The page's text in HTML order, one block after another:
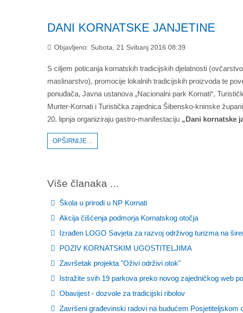
DANI KORNATSKE JANJETINE
Objavljeno: Subota, 21 Svibanj 2016 08:39
S ciljem poticanja kornatskih tradicijskih djelatnosti
maslinarstvo), promocije lokalnih tradicijskih proizvoda te
ponuđača, Javna ustanova „Nacionalni park Kornati“,
Murter-Kornati i Turistička zajednica Šibensko-kninske
20. lipnja organiziraju gastro-manifestaciju „Dani kornatske
OPŠIRNIJE...
Više članaka ...
Škola u prirodi u NP Kornati
Akcija čišćenja podmorja Kornatskog otočja
Izrađen LOGO Savjeta za razvoj održivog turizma na
POZIV KORNATSKIM UGOSTITELJIMA
Završetak projekta "Oživi održivi otok"
Istražite svih 19 parkova preko novog zajedničkog web
Obavijest - dozvole za tradicijski ribolov
Završeni građevinski radovi na budućem